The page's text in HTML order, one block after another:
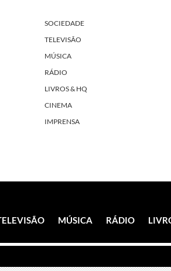
SOCIEDADE
TELEVISÃO
MÚSICA
RÁDIO
LIVROS & HQ
CINEMA
IMPRENSA
MÚSICA RÁDIO